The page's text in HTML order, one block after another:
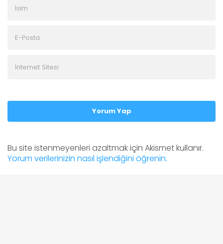
Yorum Yap
Bu site istenmeyenleri azaltmak için Akismet kullanır.
Yorum verilerinizin nasıl işlendiğini öğrenin.